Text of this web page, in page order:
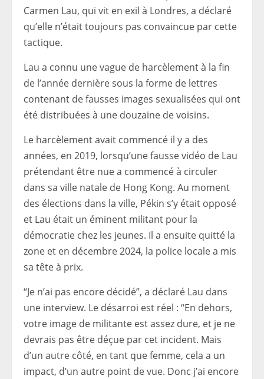
Carmen Lau, qui vit en exil à Londres, a déclaré
qu’elle n’était toujours pas convaincue par cette
tactique.
Lau a connu une vague de harcèlement à la fin
de l’année dernière sous la forme de lettres
contenant de fausses images sexualisées qui ont
été distribuées à une douzaine de voisins.
Le harcèlement avait commencé il y a des
années, en 2019, lorsqu’une fausse vidéo de Lau
prétendant être nue a commencé à circuler
dans sa ville natale de Hong Kong. Au moment
des élections dans la ville, Pékin s’y était opposé
et Lau était un éminent militant pour la
démocratie chez les jeunes. Il a ensuite quitté la
zone et en décembre 2024, la police locale a mis
sa tête à prix.
“Je n’ai pas encore décidé”, a déclaré Lau dans
une interview. Le désarroi est réel : “En dehors,
votre image de militante est assez dure, et je ne
devrais pas être déçue par cet incident. Mais
d’un autre côté, en tant que femme, cela a un
impact, d’un autre point de vue. Donc j’ai encore